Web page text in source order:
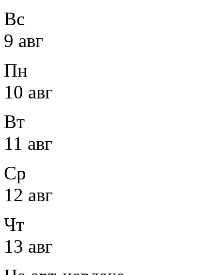
Вс
9 авг
Пн
10 авг
Вт
11 авг
Ср
12 авг
Чт
13 авг